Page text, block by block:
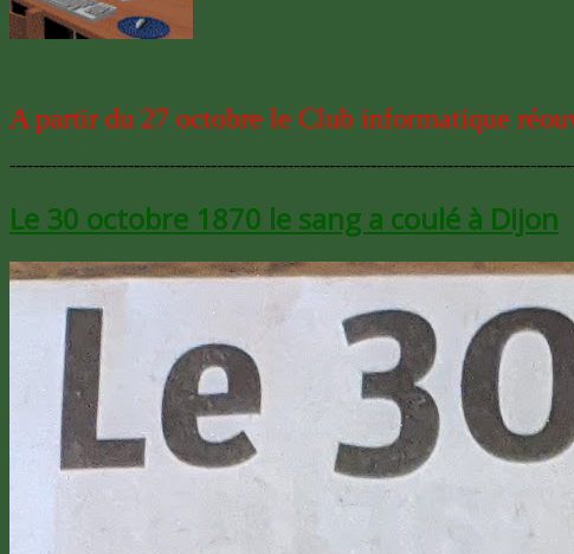
A partir du 27 octobre le Club informatique
Le 30 octobre 1870 le sang a coulé à Dijon